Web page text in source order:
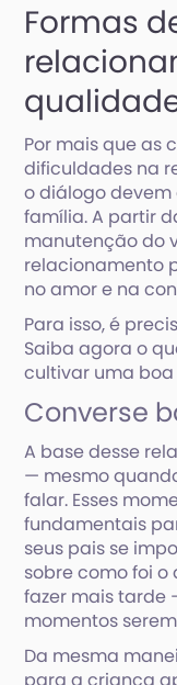
Formas
Por mais que as
dificuldades na
o diálogo devem
família. A partir
manutenção do
relacionamento
no amor e na
Para isso, é
Saiba agora o
cultivar uma boa
Converse
A base desse
— mesmo
falar. Esses
fundamentais
seus pais se
sobre como foi o
fazer mais tarde
momentos
Da mesma